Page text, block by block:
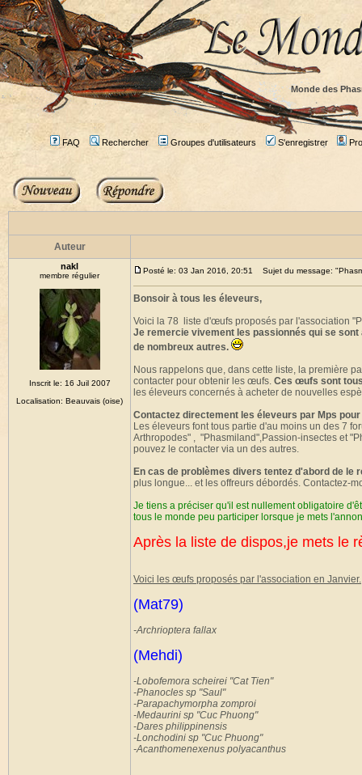
Monde des
FAQ Rechercher Groupes d'utilisateurs S'enregistrer
Auteur
nakl
membre régulier
Inscrit le: 16 Juil 2007
Localisation: Beauvais (oise)
Posté le: 03 Jan 2016, 20:51 Sujet du message:
Bonsoir à tous les éleveurs,
Voici la 78 liste d'œufs proposés par l'association
Je remercie vivement les passionnés qui se
de nombreux autres.
Nous rappelons que, dans cette liste, la première
contacter pour obtenir les œufs. Ces œufs sont
les éleveurs concernés à acheter de nouvelles
Contactez directement les éleveurs par Mps
Les éleveurs font tous partie d'au moins un des 7
Arthropodes" , "Phasmiland",Passion-insectes et
pouvez le contacter via un des autres.
En cas de problèmes divers tentez d'abord de
plus longue... et les offreurs débordés. Contactez-
Je tiens a préciser qu'il est nullement obligatoire
tous le monde peu participer lorsque je mets
Après la liste de dispos,je mets le
Voici les œufs proposés par l'association en Janvier.
(Mat79)
-Archrioptera fallax
(Mehdi)
-Lobofemora scheirei "Cat Tien"
-Phanocles sp "Saul"
-Parapachymorpha zomproi
-Medaurini sp "Cuc Phuong"
-Dares philippinensis
-Lonchodini sp "Cuc Phuong"
-Acanthomenexenus polyacanthus